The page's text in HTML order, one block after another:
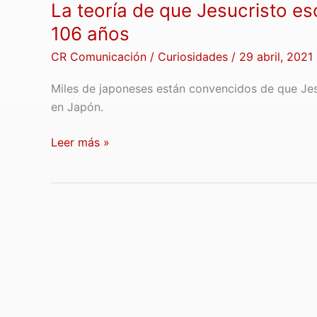
La teoría de que Jesucristo
106 años
CR Comunicación / Curiosidades / 29 abril, 2021
Miles de japoneses están convencidos de que
en Japón.
Leer más »